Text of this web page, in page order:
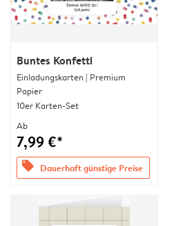
Buntes Konfetti
Einladungskarten | Premium
Papier
10er Karten-Set
Ab
7,99 €*
offers Dauerhaft günstige Preise